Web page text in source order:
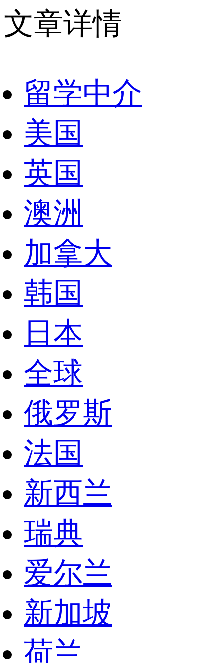
文章详情
留学中介
美国
英国
澳洲
加拿大
韩国
日本
全球
俄罗斯
法国
新西兰
瑞典
爱尔兰
新加坡
荷兰